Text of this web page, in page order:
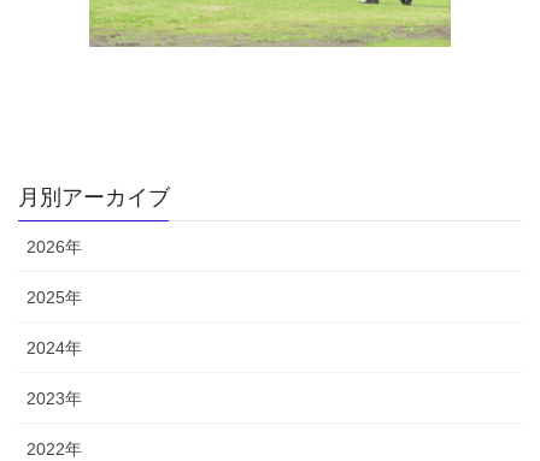
月別アーカイブ
2026年
2025年
2024年
2023年
2022年